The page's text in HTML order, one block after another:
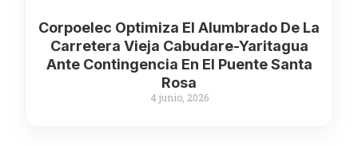
Corpoelec Optimiza El Alumbrado De La
Carretera Vieja Cabudare-Yaritagua
Ante Contingencia En El Puente Santa
Rosa
4 junio, 2026